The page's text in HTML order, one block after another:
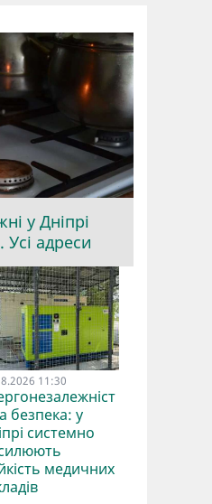
у Дніпрі
адреси
11:30
безпека: у
системно
медичних